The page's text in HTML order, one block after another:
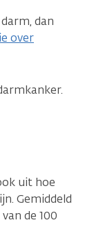
dan
over
uit hoe
Gemiddeld
de 100